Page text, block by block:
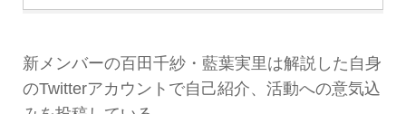
新メンバーの百田千紗・藍葉実里は解説した自身
のTwitterアカウントで自己紹介、活動への意気込